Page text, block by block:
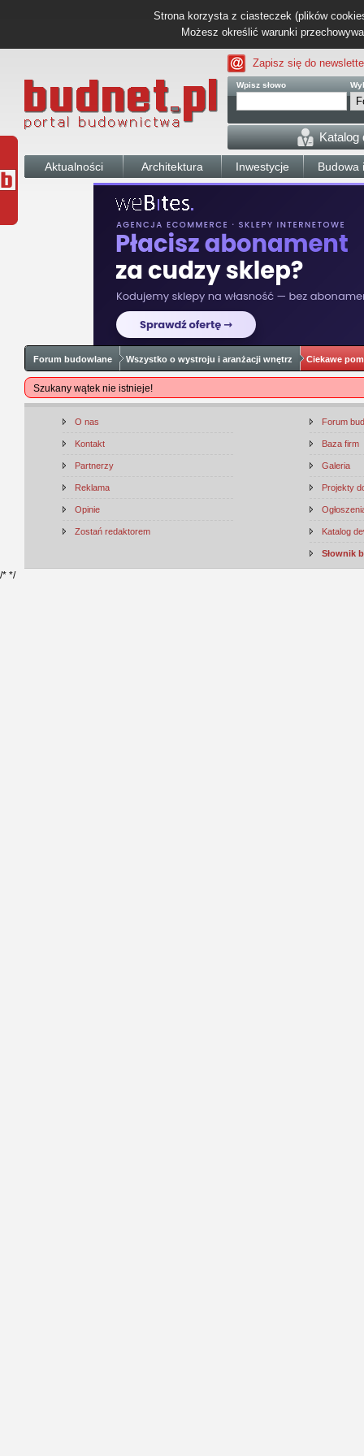
Strona korzysta z ciasteczek (plików
Możesz określić warunki
Zapisz się do
Wpisz słowo
Katalog
Aktualności Architektura Inwestycje Budowa
Forum budowlane Wszystko o wystroju i aranżacji wnętrz Ciekawe
Szukany wątek nie istnieje!
O nas
Kontakt
Partnerzy
Reklama
Opinie
Zostań redaktorem
Forum
Baza firm
Galeria
Projekty
Katalog
Słownik
/* */